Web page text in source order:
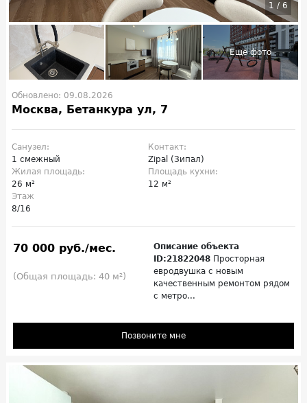
1 / 6
Обновлено: 09.08.2026
Москва, Бетанкура ул, 7
Санузел:
1 смежный
Контакт:
Zipal (Зипал)
Жилая площадь:
26 м²
Площадь кухни:
12 м²
Этаж
8/16
70 000 руб./мес.
(Общая площадь: 40 м²)
Описание объекта
ID:21822048 Просторная
евродвушка с новым
качественным ремонтом рядом
с метро...
Позвоните мне